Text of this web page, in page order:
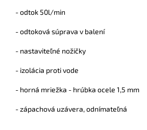
- odtok 50l/min
- odtoková súprava v balení
- nastaviteľné nožičky
- izolácia proti vode
- horná mriežka - hrúbka ocele 1,5 mm
- zápachová uzávera, odnímateľná